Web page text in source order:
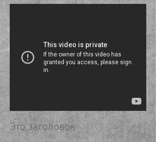
Это заголовок